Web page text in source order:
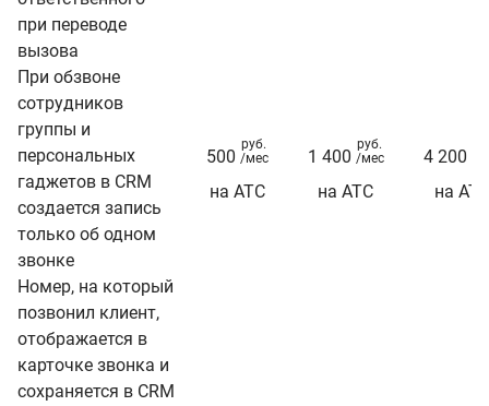
при переводе
вызова
При обзвоне
сотрудников
группы и
персональных
гаджетов в CRM
создается запись
только об одном
звонке
Номер, на который
позвонил клиент,
отображается в
карточке звонка и
сохраняется в CRM
500
руб.
/мес
на АТС
1 400
руб.
/мес
на АТС
4 200
на АТС